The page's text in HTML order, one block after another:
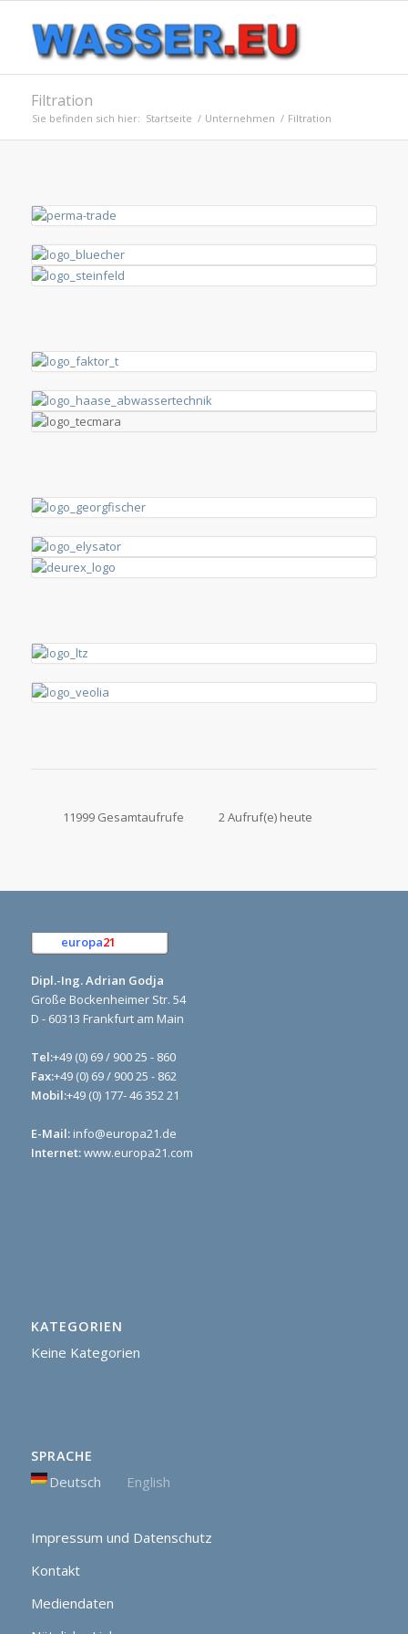
Filtration
Sie befinden sich hier: Startseite / Unternehmen / Filtration
11999 Gesamtaufrufe 2 Aufruf(e) heute
europa21
Dipl.-Ing. Adrian Godja
Große Bockenheimer Str. 54
D - 60313 Frankfurt am Main
Tel:+49 (0) 69 / 900 25 - 860
Fax:+49 (0) 69 / 900 25 - 862
Mobil:+49 (0) 177- 46 352 21
E-Mail: info@europa21.de
Internet:www.europa21.com
KATEGORIEN
Keine Kategorien
SPRACHE
Deutsch English
Impressum und Datenschutz
Kontakt
Mediendaten